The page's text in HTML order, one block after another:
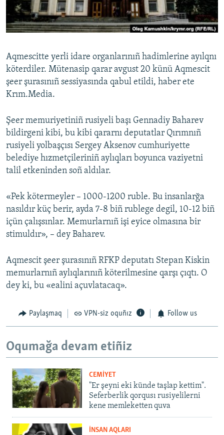
Русский
Українською
QOŞULIÑIZ!
Aqmescitte yerli idare organlarınıñ hadimlerine ayılqnı
köterdiler. Mütenasip qarar avgust 20 künü Aqmescit
şeer şurasınıñ sessiyasında qabul etildi, haber ete
Krım.Media.
Şeer memuriyetiniñ rusiyeli başı Gennadiy Baharev
bildirgeni kibi, bu kibi qararnı deputatlar Qırımnıñ
rusiyeli yolbaşçısı Sergey Aksenov cumhuriyette
belediyе hızmetçileriniñ aylıqları boyunca vaziyetni
talil etkeninden soñ aldılar.
«Pek kötermeyler – 1000-1200 ruble. Bu insanlarğa
nasıldır küç berir, ayda 7-8 biñ rublege degil, 10-12 biñ
içün çalışsınlar. Memurlarnıñ işi eyice olmasına bir
stimuldır», – dey Baharev.
Aqmescit şeer şurasınıñ RFKP deputatı Stepan Kiskin
memurlarnıñ aylıqlarınıñ köterilmesine qarşı çıqtı. O
dey ki, bu «ealini açuvlatacaq».
Paylaşmaq VPN-siz oquñız Follow us
Oqumağa devam etiñiz
CEMİYET
"Er şeyni eki künde taşlap kettim".
Seferberlik qorqusı rusiyelilerni
kene memleketten quva
İNSAN AQLARI